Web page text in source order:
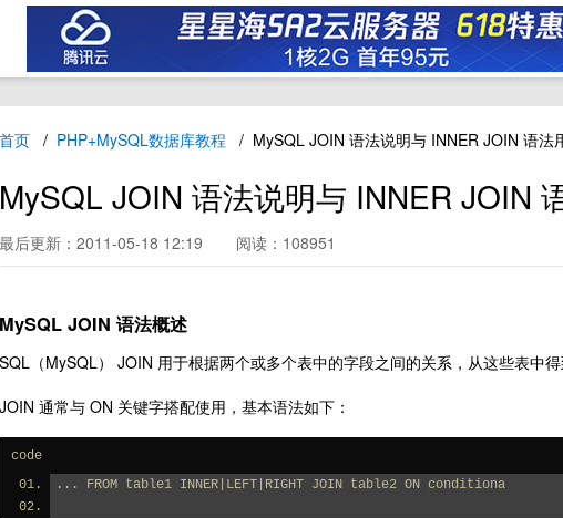
首页 PHP+MySQL数据库教程 MySQL JOIN 语法说明与 INNER JOIN 语法
MySQL JOIN 语法说明与 INNER JOIN
最后更新：2011-05-18 12:19 阅读：108951
MySQL JOIN 语法概述
SQL（MySQL） JOIN 用于根据两个或多个表中的字段之间的关系，从这些表中得
JOIN 通常与 ON 关键字搭配使用，基本语法如下：
code
... FROM table1 INNER|LEFT|RIGHT JOIN table2 ON conditiona